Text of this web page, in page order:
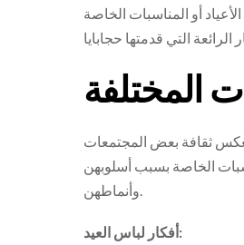
أو المناسبات الخاصة
المختلفة
ثقافة بعض المجتمعات
الخاصة بسبب أسلوبهن
وأنماطهن.
أفكار لباس العيد: